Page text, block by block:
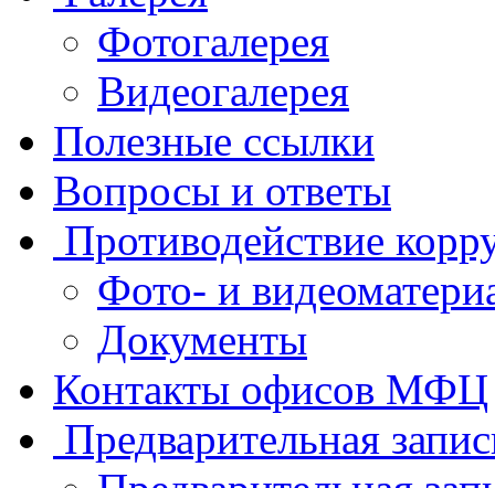
Фотогалерея
Видеогалерея
Полезные ссылки
Вопросы и ответы
Противодействие
Фото- и
Документы
Контакты офисов МФЦ
Предварительная